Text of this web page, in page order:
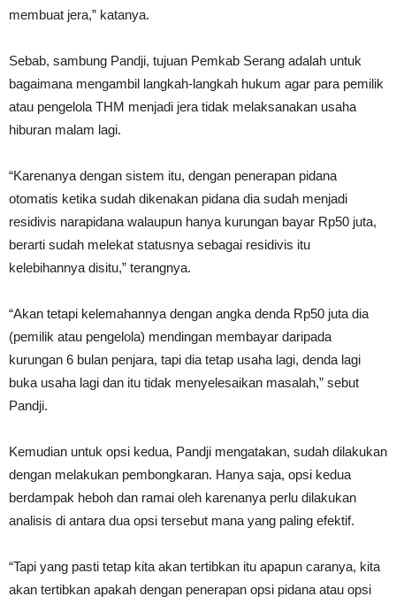
membuat jera,” katanya.
Sebab, sambung Pandji, tujuan Pemkab Serang adalah untuk
bagaimana mengambil langkah-langkah hukum agar para pemilik
atau pengelola THM menjadi jera tidak melaksanakan usaha
hiburan malam lagi.
“Karenanya dengan sistem itu, dengan penerapan pidana
otomatis ketika sudah dikenakan pidana dia sudah menjadi
residivis narapidana walaupun hanya kurungan bayar Rp50 juta,
berarti sudah melekat statusnya sebagai residivis itu
kelebihannya disitu,” terangnya.
“Akan tetapi kelemahannya dengan angka denda Rp50 juta dia
(pemilik atau pengelola) mendingan membayar daripada
kurungan 6 bulan penjara, tapi dia tetap usaha lagi, denda lagi
buka usaha lagi dan itu tidak menyelesaikan masalah,” sebut
Pandji.
Kemudian untuk opsi kedua, Pandji mengatakan, sudah dilakukan
dengan melakukan pembongkaran. Hanya saja, opsi kedua
berdampak heboh dan ramai oleh karenanya perlu dilakukan
analisis di antara dua opsi tersebut mana yang paling efektif.
“Tapi yang pasti tetap kita akan tertibkan itu apapun caranya, kita
akan tertibkan apakah dengan penerapan opsi pidana atau opsi